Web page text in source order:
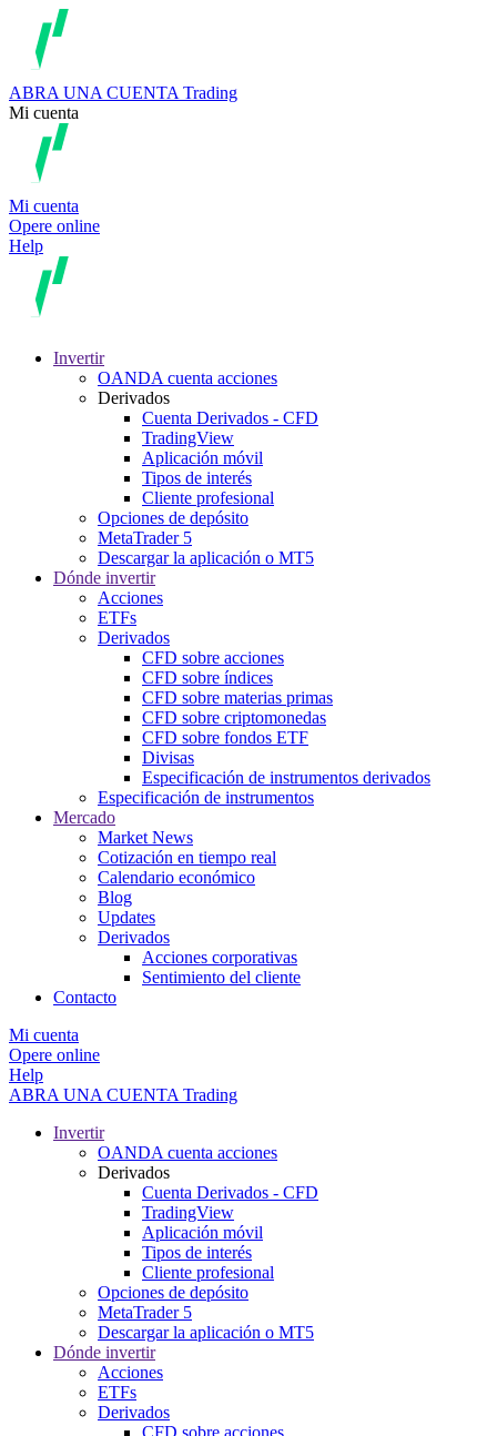
ABRA UNA CUENTA Trading
Mi cuenta
Mi cuenta
Opere online
Help
Invertir
OANDA cuenta acciones
Derivados
Cuenta Derivados - CFD
TradingView
Aplicación móvil
Tipos de interés
Cliente profesional
Opciones de depósito
MetaTrader 5
Descargar la aplicación o MT5
Dónde invertir
Acciones
ETFs
Derivados
CFD sobre acciones
CFD sobre índices
CFD sobre materias primas
CFD sobre criptomonedas
CFD sobre fondos ETF
Divisas
Especificación de instrumentos derivados
Especificación de instrumentos
Mercado
Market News
Cotización en tiempo real
Calendario económico
Blog
Updates
Derivados
Acciones corporativas
Sentimiento del cliente
Contacto
Mi cuenta
Opere online
Help
ABRA UNA CUENTA Trading
Invertir
OANDA cuenta acciones
Derivados
Cuenta Derivados - CFD
TradingView
Aplicación móvil
Tipos de interés
Cliente profesional
Opciones de depósito
MetaTrader 5
Descargar la aplicación o MT5
Dónde invertir
Acciones
ETFs
Derivados
CFD sobre acciones